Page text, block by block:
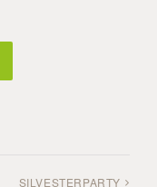
SILVESTERPARTY